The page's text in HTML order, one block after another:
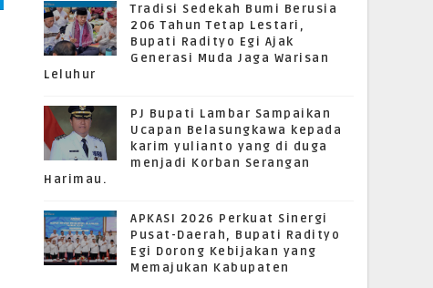
Tradisi Sedekah Bumi Berusia
206 Tahun Tetap Lestari,
Bupati Radityo Egi Ajak
Generasi Muda Jaga Warisan
Leluhur
PJ Bupati Lambar Sampaikan
Ucapan Belasungkawa kepada
karim yulianto yang di duga
menjadi Korban Serangan
Harimau.
APKASI 2026 Perkuat Sinergi
Pusat-Daerah, Bupati Radityo
Egi Dorong Kebijakan yang
Memajukan Kabupaten